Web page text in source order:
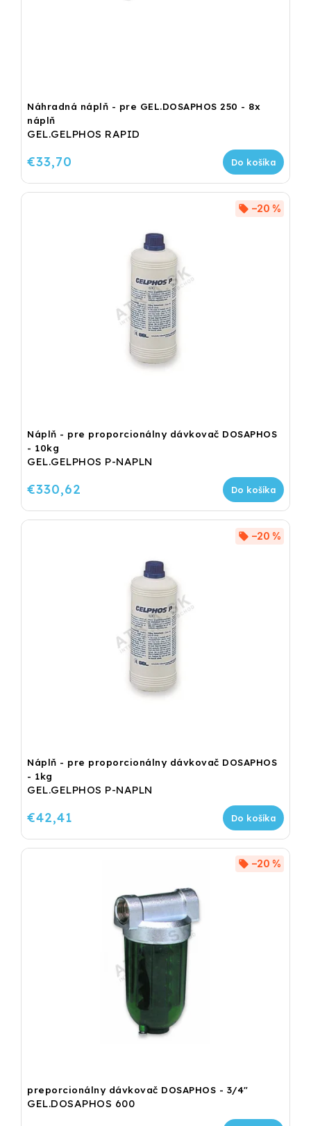
Náhradná náplň - pre GEL.DOSAPHOS 250 - 8x
náplň
GEL.GELPHOS RAPID
€33,70 Do košíka
Náplň - pre proporcionálny dávkovač DOSAPHOS
- 10kg
GEL.GELPHOS P-NAPLN
–20 %
€330,62 Do košíka
Náplň - pre proporcionálny dávkovač DOSAPHOS
- 1kg
GEL.GELPHOS P-NAPLN
–20 %
€42,41 Do košíka
preporcionálny dávkovač DOSAPHOS - 3/4"
GEL.DOSAPHOS 600
–20 %